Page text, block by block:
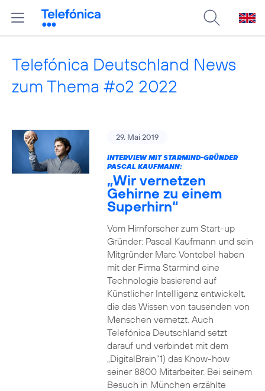
Telefónica Deutschland News
zum Thema #o2 2022
29. Mai 2019
INTERVIEW MIT STARMIND-GRÜNDER
PASCAL KAUFMANN:
„Wir vernetzen
Gehirne zu einem
Superhirn“
Vom Hirnforscher zum Start-up
Gründer: Pascal Kaufmann und sein
Mitgründer Marc Vontobel haben
mit der Firma Starmind eine
Technologie basierend auf
Künstlicher Intelligenz entwickelt,
die das Wissen von tausenden von
Menschen vernetzt. Auch
Telefónica Deutschland setzt
darauf und verbindet mit dem
„DigitalBrain“1) das Know-how
seiner 8800 Mitarbeiter. Bei seinem
Besuch in München erzählte